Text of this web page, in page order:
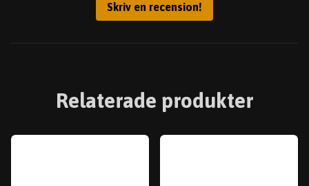
Skriv en recension!
Relaterade produkter